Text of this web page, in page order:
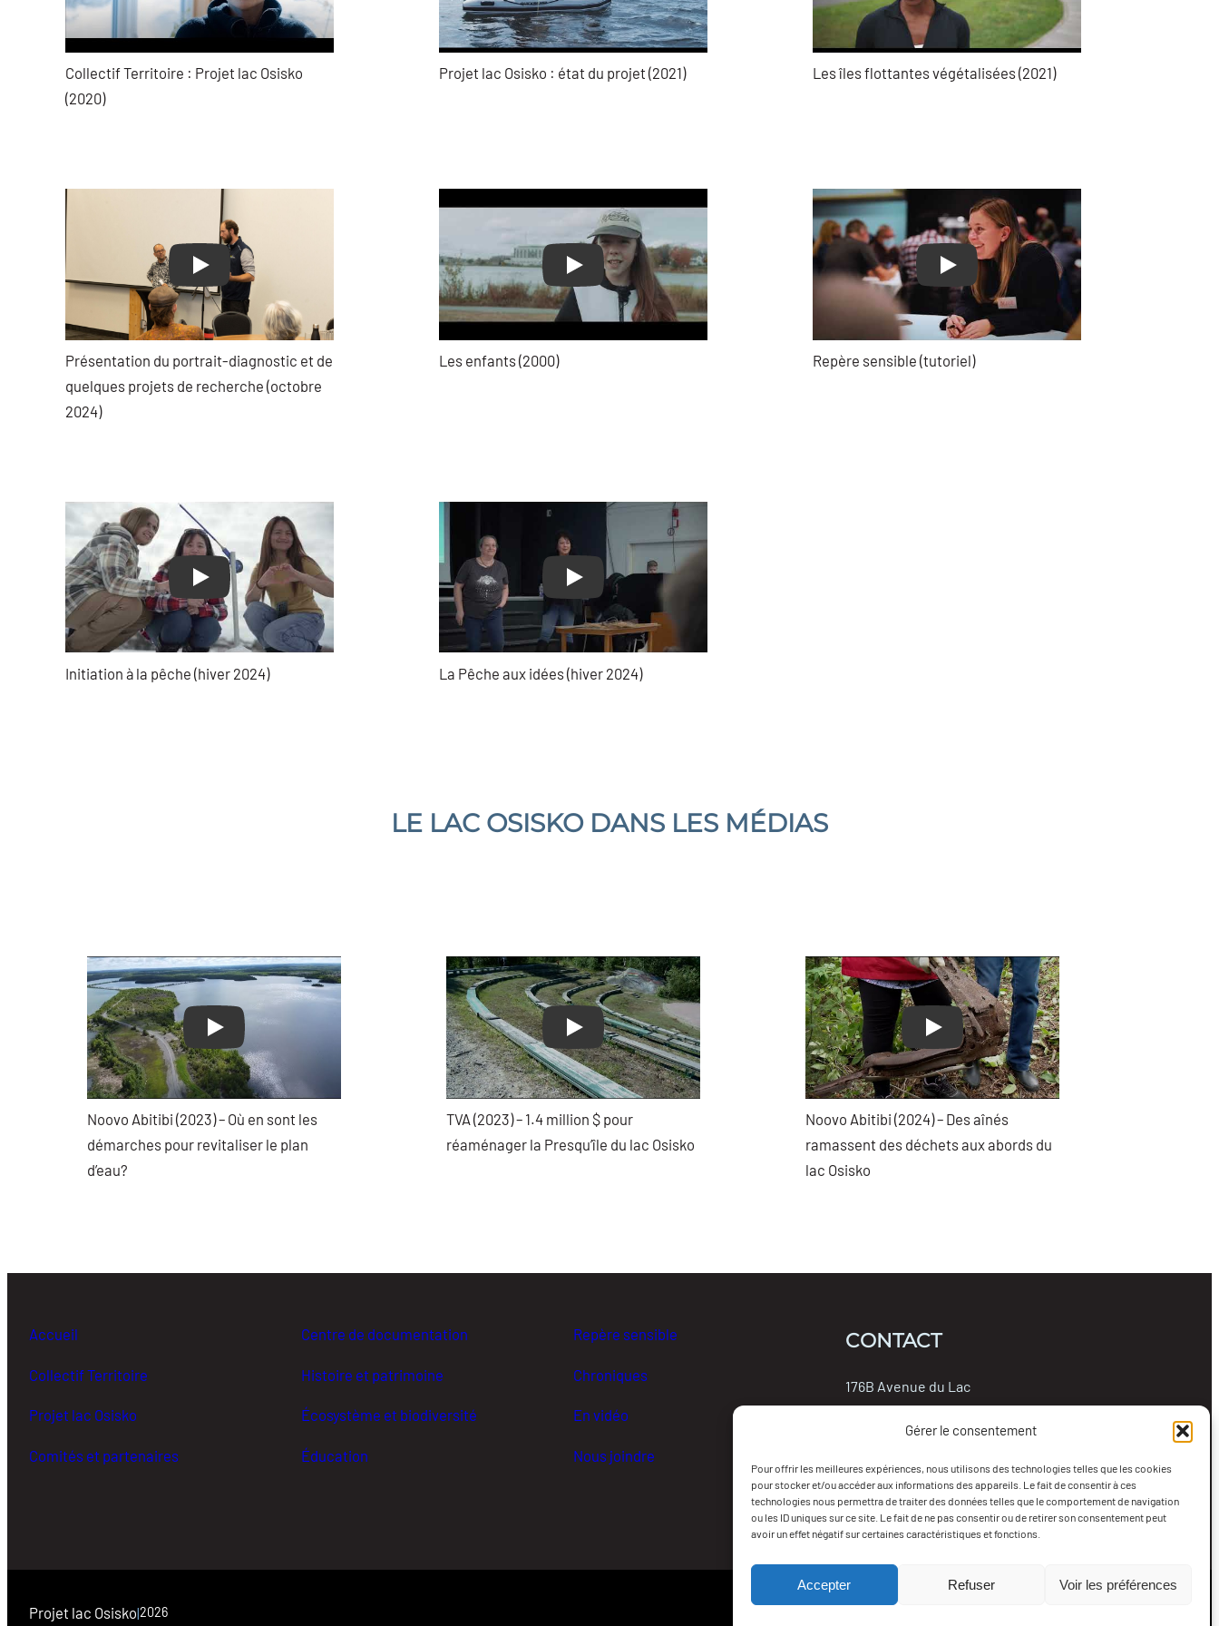
Gérer le consentement
Pour offrir les meilleures expériences, nous utilisons des technologies telles que les cookies
pour stocker et/ou accéder aux informations des appareils. Le fait de consentir à ces
technologies nous permettra de traiter des données telles que le comportement de navigation
ou les ID uniques sur ce site. Le fait de ne pas consentir ou de retirer son consentement peut
avoir un effet négatif sur certaines caractéristiques et fonctions.
Accepter Refuser Voir les préférences
Collectif Territoire : Projet lac Osisko
(2020)
Projet lac Osisko : état du projet (2021) Les îles flottantes végétalisées (2021)
Play
Présentation du portrait-diagnostic et de
quelques projets de recherche (octobre
2024)
Play
Les enfants (2000)
Play
Repère sensible (tutoriel)
Play
Initiation à la pêche (hiver 2024)
Play
La Pêche aux idées (hiver 2024)
LE LAC OSISKO DANS LES MÉDIAS
Play
Noovo Abitibi (2023) – Où en sont les
démarches pour revitaliser le plan
d’eau?
Play
TVA (2023) – 1.4 million $ pour
réaménager la Presqu’île du lac Osisko
Play
Noovo Abitibi (2024) – Des aînés
ramassent des déchets aux abords du
lac Osisko
Accueil
Collectif Territoire
Projet lac Osisko
Comités et partenaires
Centre de documentation
Histoire et patrimoine
Écosystème et biodiversité
Éducation
Repère sensible
Chroniques
En vidéo
Nous joindre
CONTACT
176B Avenue du Lac
Rouyn-Noranda, Québec, J9X 4N7
819-762-0314
Facebook YouTube
Projet lac Osisko|2026